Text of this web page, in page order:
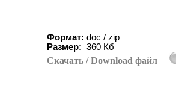
Формат: doc / zip
Размер: 360 Кб
Скачать / Download файл